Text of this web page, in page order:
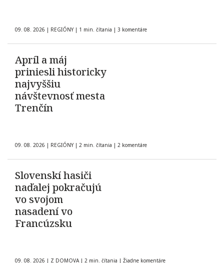
09. 08. 2026 | REGIÓNY | 1 min. čítania | 3 komentáre
Apríl a máj
priniesli historicky
najvyššiu
návštevnosť mesta
Trenčín
09. 08. 2026 | REGIÓNY | 2 min. čítania | 2 komentáre
Slovenskí hasiči
naďalej pokračujú
vo svojom
nasadení vo
Francúzsku
09. 08. 2026 | Z DOMOVA | 2 min. čítania | Žiadne komentáre